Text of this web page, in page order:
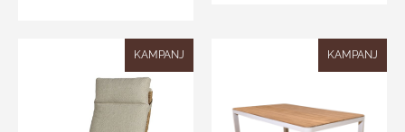
KAMPANJ KAMPANJ